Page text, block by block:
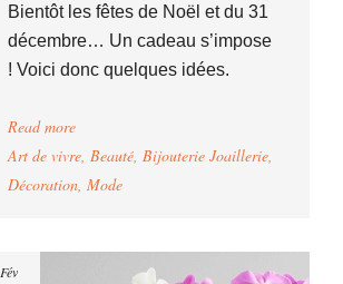
Bientôt les fêtes de Noël et du 31
décembre… Un cadeau s’impose
! Voici donc quelques idées.
Read more
Art de vivre, Beauté, Bijouterie Joaillerie,
Décoration, Mode
Fév